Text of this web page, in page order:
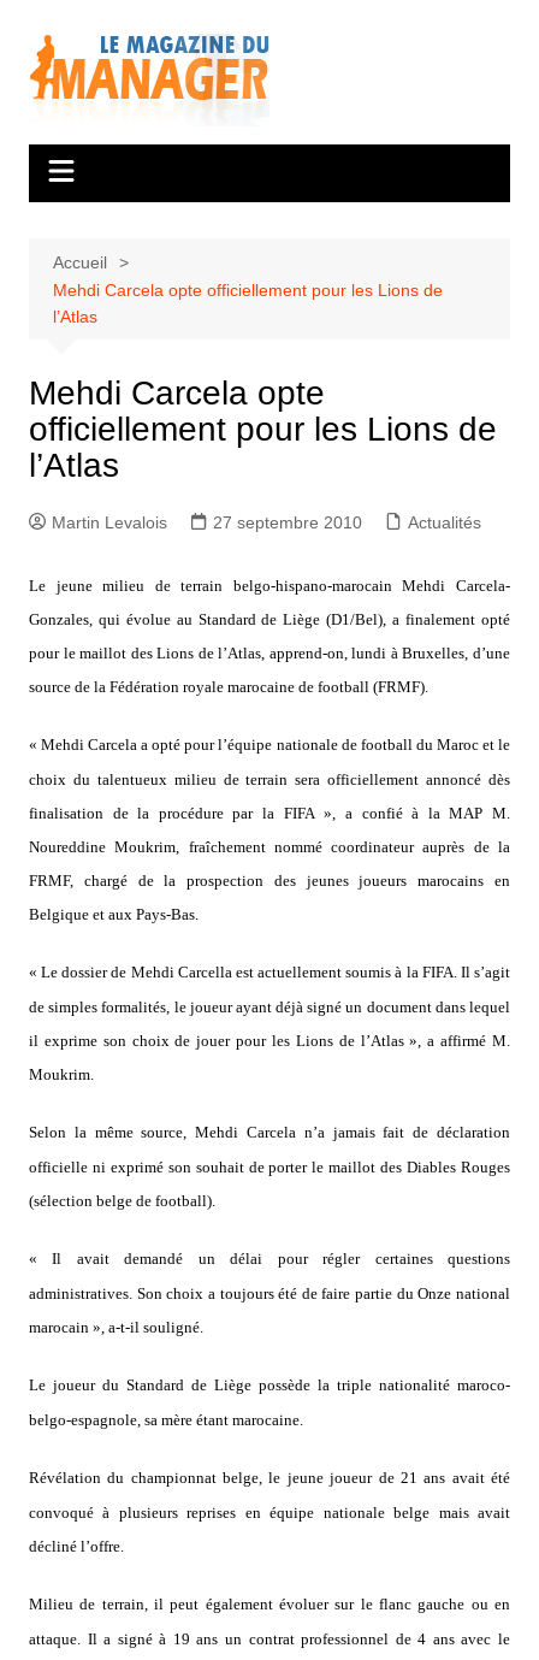
contenu
Accueil
Mehdi Carcela opte officiellement pour les Lions de
l’Atlas
Mehdi Carcela opte
officiellement pour les Lions de
l’Atlas
Martin Levalois 27 septembre 2010 Actualités
Le jeune milieu de terrain belgo-hispano-marocain Mehdi Carcela-
Gonzales, qui évolue au Standard de Liège (D1/Bel), a finalement opté
pour le maillot des Lions de l’Atlas, apprend-on, lundi à Bruxelles, d’une
source de la Fédération royale marocaine de football (FRMF).
« Mehdi Carcela a opté pour l’équipe nationale de football du Maroc et le
choix du talentueux milieu de terrain sera officiellement annoncé dès
finalisation de la procédure par la FIFA », a confié à la MAP M.
Noureddine Moukrim, fraîchement nommé coordinateur auprès de la
FRMF, chargé de la prospection des jeunes joueurs marocains en
Belgique et aux Pays-Bas.
« Le dossier de Mehdi Carcella est actuellement soumis à la FIFA. Il s’agit
de simples formalités, le joueur ayant déjà signé un document dans lequel
il exprime son choix de jouer pour les Lions de l’Atlas », a affirmé M.
Moukrim.
Selon la même source, Mehdi Carcela n’a jamais fait de déclaration
officielle ni exprimé son souhait de porter le maillot des Diables Rouges
(sélection belge de football).
« Il avait demandé un délai pour régler certaines questions
administratives. Son choix a toujours été de faire partie du Onze national
marocain », a-t-il souligné.
Le joueur du Standard de Liège possède la triple nationalité maroco-
belgo-espagnole, sa mère étant marocaine.
Révélation du championnat belge, le jeune joueur de 21 ans avait été
convoqué à plusieurs reprises en équipe nationale belge mais avait
décliné l’offre.
Milieu de terrain, il peut également évoluer sur le flanc gauche ou en
attaque. Il a signé à 19 ans un contrat professionnel de 4 ans avec le